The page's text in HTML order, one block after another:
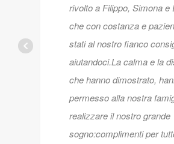
rivolto a Filippo, Simona e
che con costanza e
stati al nostro fianco
aiutandoci.La calma e la
che hanno dimostrato,
permesso alla nostra
realizzare il nostro grande
sogno:complimenti per